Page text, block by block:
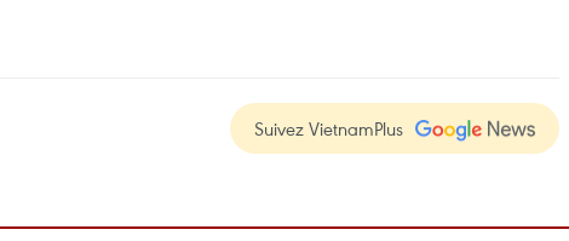
Suivez VietnamPlus